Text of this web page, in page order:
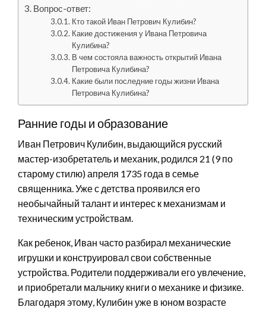
Вопрос-ответ:
Кто такой Иван Петрович Кулибин?
Какие достижения у Ивана Петровича
Кулибина?
В чем состояла важность открытий Ивана
Петровича Кулибина?
Какие были последние годы жизни Ивана
Петровича Кулибина?
Ранние годы и образование
Иван Петрович Кулибин, выдающийся русский
мастер-изобретатель и механик, родился 21 (9 по
старому стилю) апреля 1735 года в семье
священника. Уже с детства проявился его
необычайный талант и интерес к механизмам и
техническим устройствам.
Как ребенок, Иван часто разбирал механические
игрушки и конструировал свои собственные
устройства. Родители поддерживали его увлечение,
и приобретали мальчику книги о механике и физике.
Благодаря этому, Кулибин уже в юном возрасте